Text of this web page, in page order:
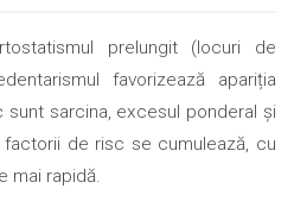
prelungit (locuri de
favorizează apariția
sarcina, excesul ponderal și
de risc se cumulează, cu
mai rapidă.